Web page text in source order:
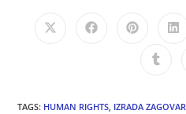
TAGS: HUMAN RIGHTS, IZRADA